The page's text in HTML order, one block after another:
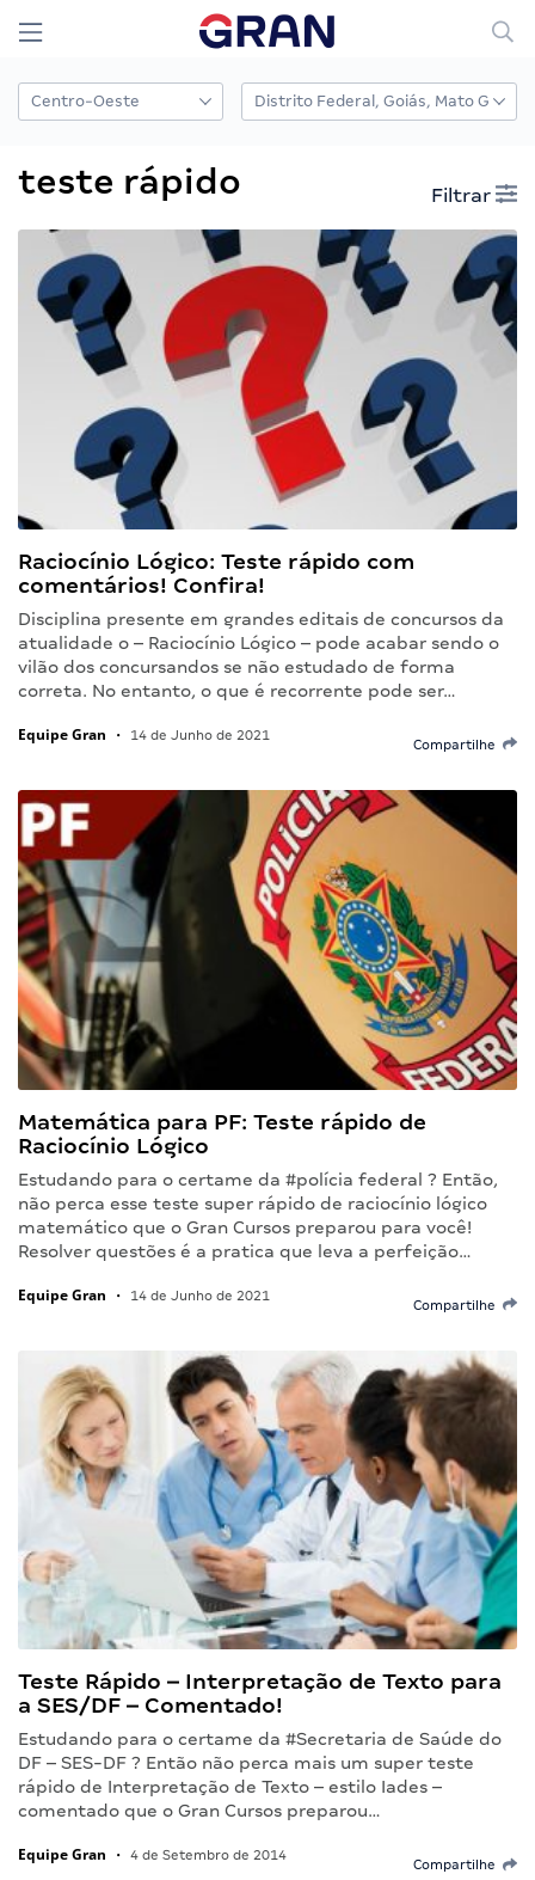
teste rápido Filtrar
Raciocínio Lógico: Teste rápido com
comentários! Confira!
Disciplina presente em grandes editais de concursos da
atualidade o – Raciocínio Lógico – pode acabar sendo o
vilão dos concursandos se não estudado de forma
correta. No entanto, o que é recorrente pode ser…
Equipe Gran • 14 de Junho de 2021
Compartilhe
Matemática para PF: Teste rápido de
Raciocínio Lógico
Estudando para o certame da #polícia federal ? Então,
não perca esse teste super rápido de raciocínio lógico
matemático que o Gran Cursos preparou para você!
Resolver questões é a pratica que leva a perfeição…
Equipe Gran • 14 de Junho de 2021
Compartilhe
Teste Rápido – Interpretação de Texto para
a SES/DF – Comentado!
Estudando para o certame da #Secretaria de Saúde do
DF – SES-DF ? Então não perca mais um super teste
rápido de Interpretação de Texto – estilo Iades –
comentado que o Gran Cursos preparou…
Equipe Gran • 4 de Setembro de 2014
Compartilhe